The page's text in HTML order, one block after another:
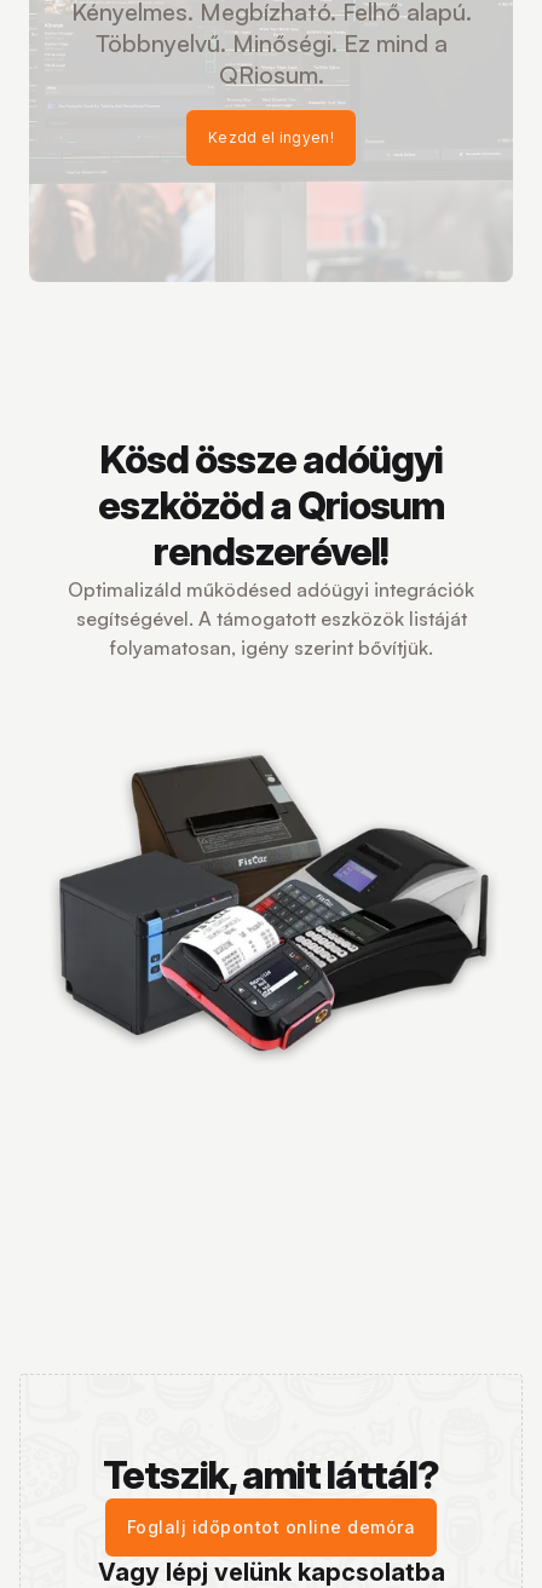
Kényelmes. Megbízható. Felhő alapú.
Többnyelvű. Minőségi. Ez mind a
QRiosum.
Kezdd el ingyen!
Kösd össze adóügyi
eszközöd a Qriosum
rendszerével!
Optimalizáld működésed adóügyi integrációk
segítségével. A támogatott eszközök listáját
folyamatosan, igény szerint bővítjük.
Tetszik, amit láttál?
Foglalj időpontot online demóra
Vagy lépj velünk kapcsolatba